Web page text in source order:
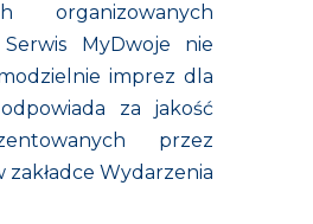
organizowanych
Serwis MyDwoje nie
imprez dla
za jakość
przez
Wydarzenia